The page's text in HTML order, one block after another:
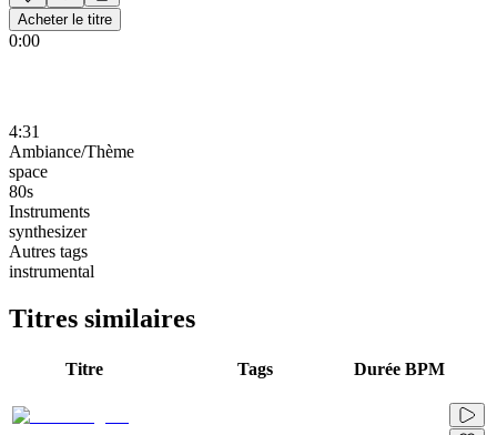
Acheter le titre
0:00
4:31
Ambiance/Thème
space
80s
Instruments
synthesizer
Autres tags
instrumental
Titres similaires
Titre Tags Durée BPM